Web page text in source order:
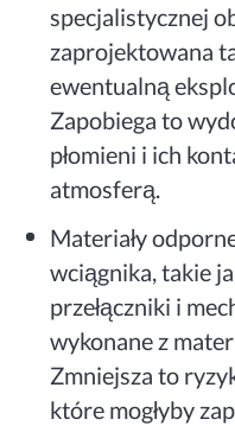
specjalistycznej
zaprojektowana
ewentualną
Zapobiega to
płomieni i ich
atmosferą.
Materiały
wciągnika, takie
przełączniki i
wykonane z
Zmniejsza to
które mogłyby